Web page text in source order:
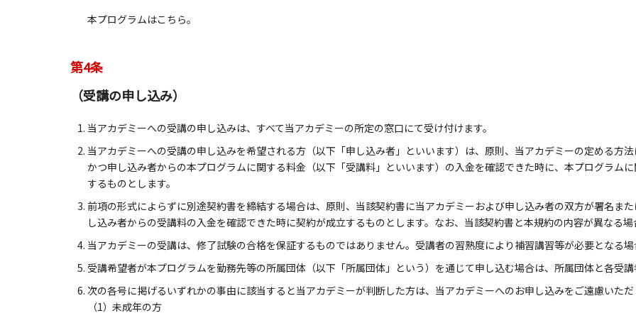
本プログラムはこちら。
第4条
（受講の申し込み）
当アカデミーへの受講の申し込みは、すべて当アカデミーの所定の窓口にて受け付けます。
当アカデミーへの受講の申し込みを希望される方（以下「申し込み者」といいます）は、原則、当アカデミーの定める方
かつ申し込み者からの本プログラムに関する料金（以下「受講料」といいます）の入金を確認できた時に、本プログラム
するものとします。
前項の形式によらずに別途契約書を締結する場合は、原則、当該契約書に当アカデミーおよび申し込み者の双方が署名ま
し込み者からの受講料の入金を確認できた時に契約が成立するものとします。なお、当該契約書と本規約の内容が異なる
当アカデミーの受講は、修了試験の合格を保証するものではありません。受講者の習熟度により補習講習等が必要となる
受講希望者が本プログラムを勤務先等の所属団体（以下「所属団体」という）を通じて申し込む場合は、所属団体と各受
次の各号に掲げるいずれかの事由に該当すると当アカデミーが判断した方は、当アカデミーへのお申し込みをご遠慮いた
（1）未成年の方